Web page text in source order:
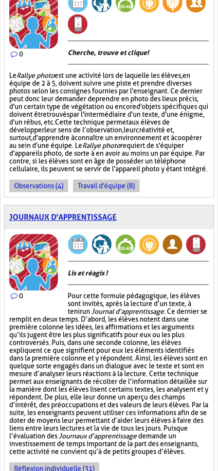
0 Cherche, trouve et clique !
LeRallye photoest une activité lors de laquelle les élèves, en
équipe de 2 à 5, doivent suivre une piste et prendre diverses
photos selon les consignes fournies par l'enseignant. Ce dernier
peut donc leur demander de prendre en photo des lieux précis,
d'un certain type de végétation ou encore d'objets spécifiques qui
doivent être trouvés par l'intermédiaire d'un texte, d'une énigme,
d'un rébus, etc. Cette technique permet aux élèves de
développer leur sens de l’observation, leur créativité et,
surtout, d'apprendre à connaître un environnement et à coopérer
au sein d'une équipe. LeRallye photorequiert de s'équiper
d'appareils photo, de sorte à en avoir au moins un par équipe. Par
contre, si les élèves sont en âge de posséder un téléphone
cellulaire, ils peuvent se servir de l'appareil photo y étant intégré.
Observations (4) Travail d'équipe (8)
JOURNAUX D'APPRENTISSAGE
0
Lis et réagis !
Pour cette formule pédagogique, les élèves
sont invités, après la lecture d’un texte, à
tenir un Journal d’apprentissage. Ce dernier se
remplit en deux temps. D’abord, les élèves notent dans une
première colonne les idées, les affirmations et les arguments
qu’ils jugent être les plus significatifs pour eux ou les plus
controversés. Puis, dans une seconde colonne, les élèves
expliquent ce que signifient pour eux les éléments identifiés
dans la première colonne et y répondent. Ainsi, les élèves sont en
quelque sorte engagés dans un dialogue avec le texte et sont en
mesure d’analyser leurs réactions à la lecture. Cette technique
permet aux enseignants de récolter de l’information détaillée sur
la manière dont les élèves lisent certains textes, les analysent et y
répondent. De plus, elle leur donne un aperçu des champs
d’intérêt, des préoccupations et des valeurs de leurs élèves. Par la
suite, les enseignants peuvent utiliser ces informations afin de se
doter de moyens leur permettant d’aider leurs élèves à faire des
liens entre leurs lectures et la vie de tous les jours. Puisque
l’évaluation des Journaux d’apprentissagedemande un
investissement de temps important de la part des enseignants,
cette activité ne convient qu’à de petits groupes d’élèves.
Réflexion individuelle (31)